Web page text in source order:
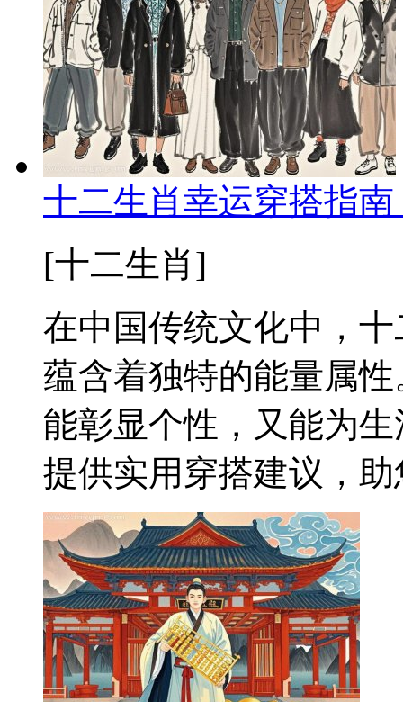
十二生肖幸运穿搭指
[十二生肖]
在中国传统文化中，
蕴含着独特的能量属
能彰显个性，又能为
提供实用穿搭建议，